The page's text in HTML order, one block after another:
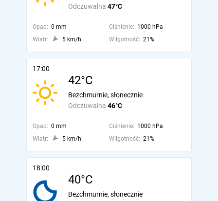
Odczuwalna 47°C
Opad: 0 mm Ciśnienie: 1000 hPa
Wiatr:
5 km/h Wilgotność: 21%
17:00
42°C
Odczuwalna 46°C
Bezchmurnie, słonecznie
Opad: 0 mm Ciśnienie: 1000 hPa
Wiatr:
5 km/h Wilgotność: 21%
18:00
40°C
Bezchmurnie, słonecznie